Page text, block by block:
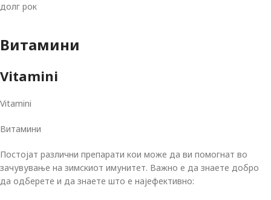
долг рок
Витамини
Vitamini
Vitamini
Витамини
Постојат различни препарати кои може да ви помогнат во
зачувување на зимскиот имунитет. Важно е да знаете добро
да одберете и да знаете што е најефективно: